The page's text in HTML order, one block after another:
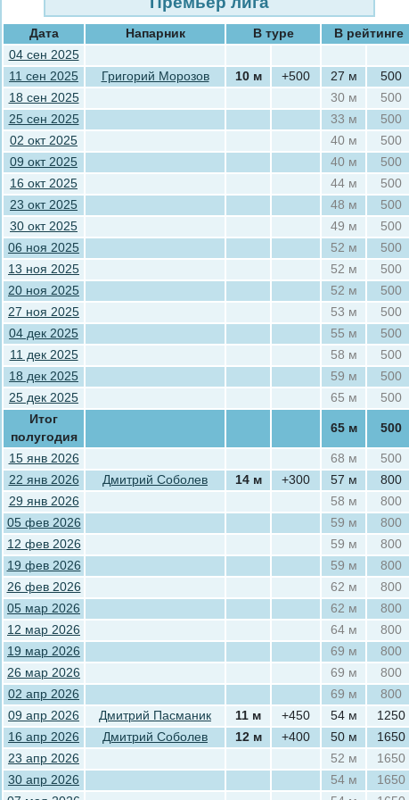
Дата Напарник В туре
В рейтинге
04 сен 2025
11 сен 2025
Григорий Морозов 10 м +500 27 м
500
18 сен 2025
30 м
500
25 сен 2025
33 м
500
02 окт 2025
40 м
500
09 окт 2025
40 м
500
16 окт 2025
44 м
500
23 окт 2025
48 м
500
30 окт 2025
49 м
500
06 ноя 2025
52 м
500
13 ноя 2025
52 м
500
20 ноя 2025
52 м
500
27 ноя 2025
53 м
500
04 дек 2025
55 м
500
11 дек 2025
58 м
500
18 дек 2025
59 м
500
25 дек 2025
65 м
500
Итог
полугодия
65 м 500
15 янв 2026 68 м
500
22 янв 2026
Дмитрий Соболев 14 м +300 57 м
800
29 янв 2026
58 м
800
05 фев 2026
59 м
800
12 фев 2026
59 м
800
19 фев 2026
59 м
800
26 фев 2026
62 м
800
05 мар 2026
62 м
800
12 мар 2026
64 м
800
19 мар 2026
69 м
800
26 мар 2026
69 м
800
02 апр 2026
69 м
800
09 апр 2026
Дмитрий Пасманик 11 м +450 54 м
1250
16 апр 2026
Дмитрий Соболев 12 м +400 50 м
1650
23 апр 2026
52 м
1650
30 апр 2026
54 м
1650